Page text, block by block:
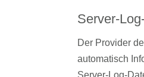
Server-
Der Provider
automatisch
Server-Log-